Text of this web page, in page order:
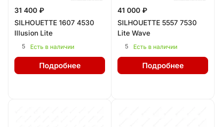
31 400 ₽
SILHOUETTE 1607 4530
Illusion Lite
5 Есть в наличии
Подробнее
41 000 ₽
SILHOUETTE 5557 7530
Lite Wave
5 Есть в наличии
Подробнее